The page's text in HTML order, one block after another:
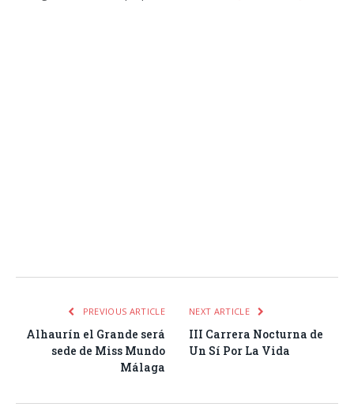
PREVIOUS ARTICLE
Alhaurín el Grande será
sede de Miss Mundo
Málaga
NEXT ARTICLE
III Carrera Nocturna de
Un Sí Por La Vida